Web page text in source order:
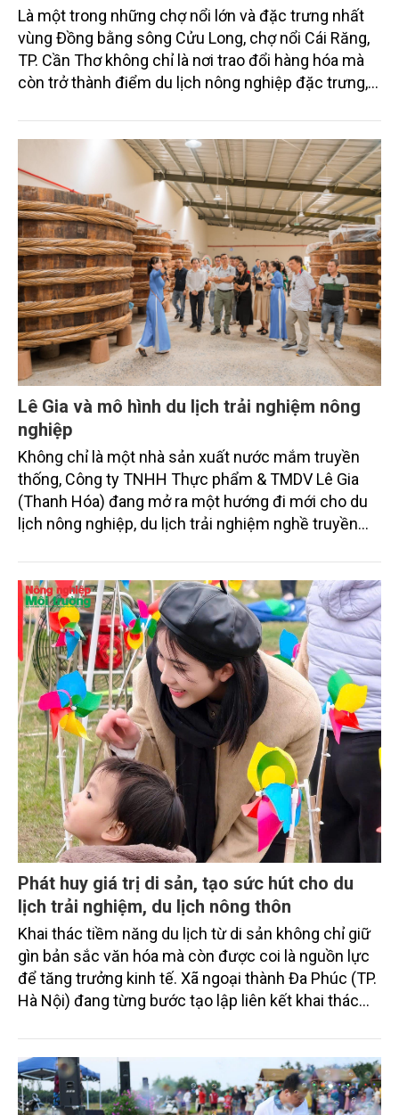
Là một trong những chợ nổi lớn và đặc trưng nhất
vùng Đồng bằng sông Cửu Long, chợ nổi Cái Răng,
TP. Cần Thơ không chỉ là nơi trao đổi hàng hóa mà
còn trở thành điểm du lịch nông nghiệp đặc trưng,
Lê Gia và mô hình du lịch trải nghiệm nông
nghiệp
Không chỉ là một nhà sản xuất nước mắm truyền
thống, Công ty TNHH Thực phẩm & TMDV Lê Gia
(Thanh Hóa) đang mở ra một hướng đi mới cho du
lịch nông nghiệp, du lịch trải nghiệm nghề truyền
hóa sống động của làng biển xứ Thanh.
Phát huy giá trị di sản, tạo sức hút cho du
lịch trải nghiệm, du lịch nông thôn
Khai thác tiềm năng du lịch từ di sản không chỉ giữ
gìn bản sắc văn hóa mà còn được coi là nguồn lực
để tăng trưởng kinh tế. Xã ngoại thành Đa Phúc (TP.
Hà Nội) đang từng bước tạo lập liên kết khai thác
phù hợp để phát huy tiềm năng, thế mạnh sẵn có.